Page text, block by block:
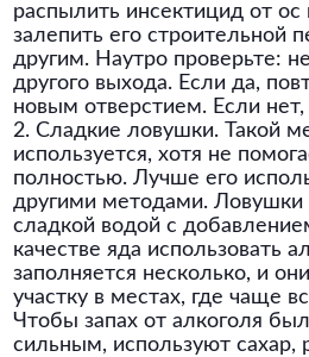
распылить инсектицид от ос
залепить его строительной
другим. Наутро проверьте:
другого выхода. Если да,
новым отверстием. Если
2. Сладкие ловушки. Такой
используется, хотя не
полностью. Лучше его
другими методами. Ловушки
сладкой водой с
качестве яда использовать
заполняется несколько, и
участку в местах, где чаще
Чтобы запах от алкоголя
сильным, используют сахар,